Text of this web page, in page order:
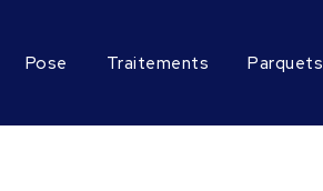
Pose Traitements Parquets